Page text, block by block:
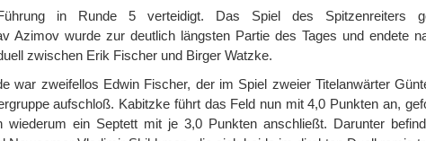
in Runde 5 verteidigt. Das Spiel des Spitzenreiters
Azimov wurde zur deutlich längsten Partie des Tages und endete
zwischen Erik Fischer und Birger Watzke.
war zweifellos Edwin Fischer, der im Spiel zweier Titelanwärter
aufschloß. Kabitzke führt das Feld nun mit 4,0 Punkten an,
wiederum ein Septett mit je 3,0 Punkten anschließt. Darunter